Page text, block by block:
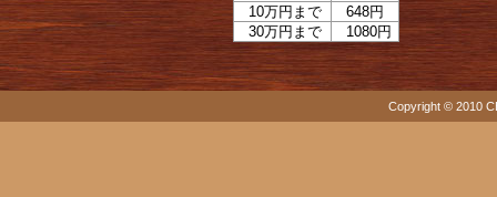
10万円まで
648円
30万円まで
1080円
Copyright © 2010